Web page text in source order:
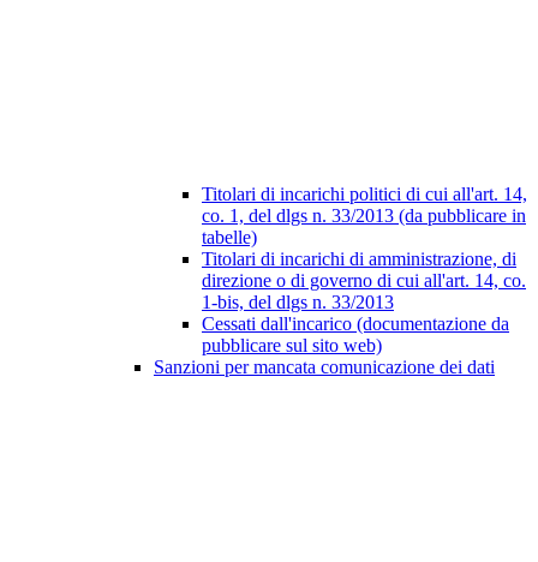
Titolari di incarichi politici di cui all'art. 14,
co. 1, del dlgs n. 33/2013 (da pubblicare in
tabelle)
Titolari di incarichi di amministrazione, di
direzione o di governo di cui all'art. 14, co.
1-bis, del dlgs n. 33/2013
Cessati dall'incarico (documentazione da
pubblicare sul sito web)
Sanzioni per mancata comunicazione dei dati